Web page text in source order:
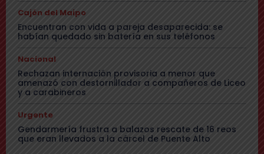
Cajón del Maipo
Encuentran con vida a pareja desaparecida: se
habían quedado sin batería en sus teléfonos
Nacional
Rechazan internación provisoria a menor que
amenazó con destornillador a compañeros de Liceo
y a carabineros
Urgente
Gendarmería frustra a balazos rescate de 16 reos
que eran llevados a la cárcel de Puente Alto